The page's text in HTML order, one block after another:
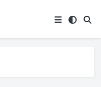
言。